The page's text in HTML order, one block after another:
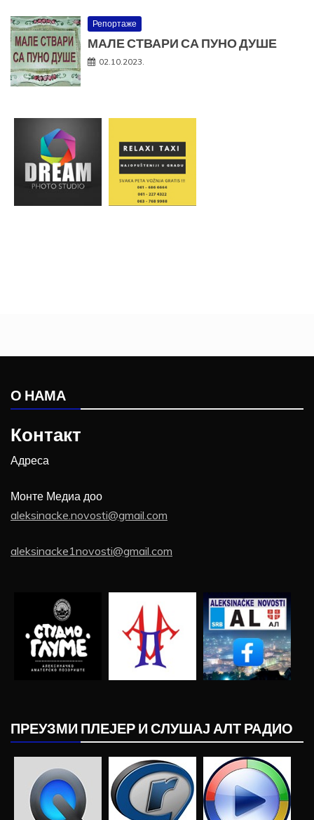
Репортаже
МАЛЕ СТВАРИ СА ПУНО ДУШЕ
02.10.2023.
О НАМА
Контакт
Адреса
Монте Медиа доо
aleksinacke.novosti@gmail.com
aleksinacke1novosti@gmail.com
ПРЕУЗМИ ПЛЕЈЕР И СЛУШАЈ АЛТ РАДИО